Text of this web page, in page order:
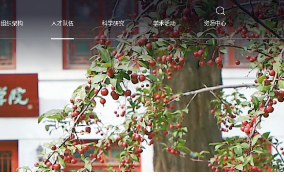
组织架构 人才队伍 科学研究 学术活动 资源中心